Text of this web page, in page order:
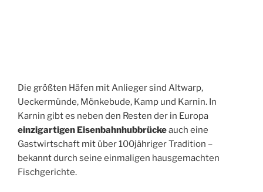
Die größten Häfen mit Anlieger sind Altwarp,
Ueckermünde, Mönkebude, Kamp und Karnin. In
Karnin gibt es neben den Resten der in Europa
einzigartigen Eisenbahnhubbrückeauch eine
Gastwirtschaft mit über 100jähriger Tradition –
bekannt durch seine einmaligen hausgemachten
Fischgerichte.